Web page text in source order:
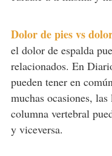
Dolor de pies vs
el dolor de espalda
relacionados. En
pueden tener en
muchas ocasiones,
columna vertebral
y viceversa.